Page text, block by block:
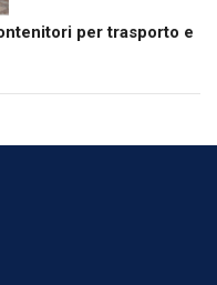
per trasporto e